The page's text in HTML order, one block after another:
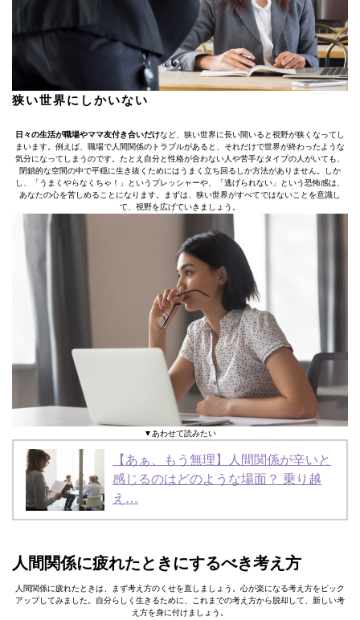
狭い世界にしかいない
日々の生活が職場やママ友付き合いだけなど、狭い世界に長い間いると視野が狭くなってし
まいます。例えば、職場で人間関係のトラブルがあると、それだけで世界が終わったような
気分になってしまうのです。たとえ自分と性格が合わない人や苦手なタイプの人がいても、
閉鎖的な空間の中で平穏に生き抜くためにはうまく立ち回るしか方法がありません。しか
し、「うまくやらなくちゃ！」というプレッシャーや、「逃げられない」という恐怖感は、
あなたの心を苦しめることになります。まずは、狭い世界がすべてではないことを意識し
て、視野を広げていきましょう。
▼あわせて読みたい
【あぁ、もう無理】人間関係が辛いと
感じるのはどのような場面？ 乗り越
え…
人間関係に疲れたときにするべき考え方
人間関係に疲れたときは、まず考え方のくせを直しましょう。心が楽になる考え方をピック
アップしてみました。自分らしく生きるために、これまでの考え方から脱却して、新しい考
え方を身に付けましょう。